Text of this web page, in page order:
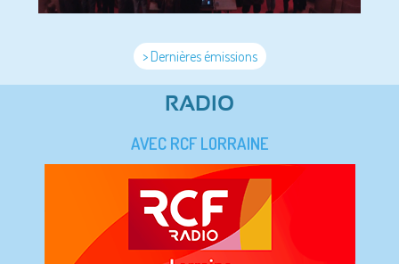
> Dernières émissions
RADIO
AVEC RCF LORRAINE